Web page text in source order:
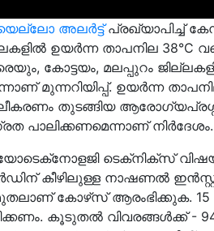
അലർട്ട്പ്രഖ്യാപിച്ച്
ഉയർന്ന താപനില
കോട്ടയം, മലപ്പുറം
മുന്നറിയിപ്പ്. ഉയർന്ന
തുടങ്ങിയ
നിർദേശം.
ടെക്‌നിക്‌സ്
കീഴിലുള്ള നാഷണല്‍
മുതലാണ് കോഴ്‌സ് ആരംഭിക്കുക.
കൂടുതല്‍ വിവരങ്ങള്‍ക്ക് -